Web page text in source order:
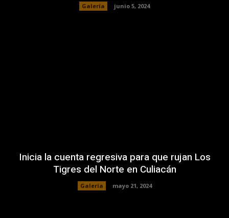
Galería junio 5, 2024
Inicia la cuenta regresiva para que rujan Los
Tigres del Norte en Culiacán
Galería mayo 21, 2024